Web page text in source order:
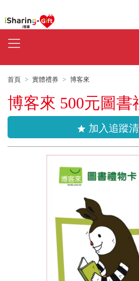
首頁 實體禮券 博客來
博客來 500元圖書
star 加入追蹤